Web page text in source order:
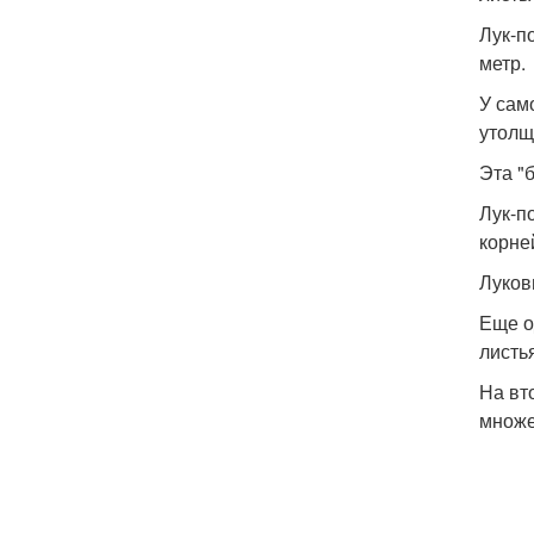
Лук-
метр.
У
Эта
Лук-
Еще
На